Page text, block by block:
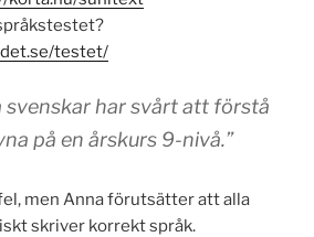
testet/
svenskar har svårt att förstå
på en årskurs 9-nivå.”
men Anna förutsätter att alla
skriver korrekt språk.